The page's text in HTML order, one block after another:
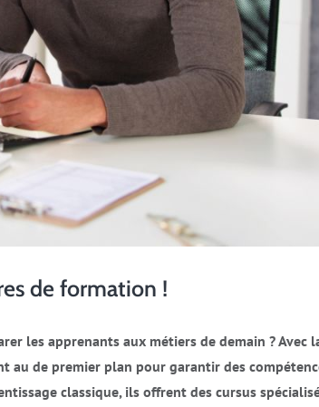
de formation !
les apprenants aux métiers de demain ? Avec
au de premier plan pour garantir des
classique, ils offrent des cursus